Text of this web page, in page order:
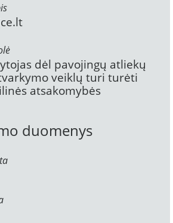
dėl pavojingų atliekų
veiklų turi turėti
atsakomybės
duomenys